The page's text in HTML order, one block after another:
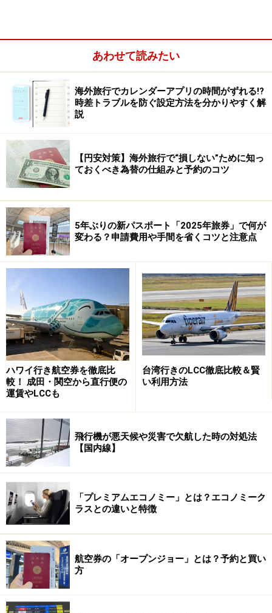
くるときには、旅行経路のほか、このエリア分類を知っ
ておくと、とても便利です。
エリア1：南アフリカ大陸と近隣の島（グリーラン
ド島、西インド諸島、カリブ海の島々等）、太平洋
西部の島々（ハワイ諸島、イースター島等）
エリア2：ヨーロッパ、アフリカ、中近東
エリア3：アジア全域と近隣の島、東インド諸島、
隣の島、太平洋の島々のうち、エリア1に属さない
地域
旅行経路とは、出発地から目的地までの経路をさしま
す。ヨーロッパ路線に南回りと北回りがあるように、途
中降機も含めると複数の経路があります。国際航空運賃
は、こうした旅行経路によっても運賃が違ってきます。
※記事内容は執筆時点のものです。最新の内容をご確認くださ
※海外を訪れる際には最新情報の入手に努め、「
ホームページ」を確認するなど、安全確保に十分注意を払ってく
ださい。
あわせて読みたい
海外旅行でカレンダーアプリの時間がずれる!?
時差トラブルを防ぐ設定方法を分かりやすく解
説
【円安対策】海外旅行で“損しない”ために知っ
ておくべき為替の仕組みと予約のコツ
5年ぶりの新パスポート「2025年旅券」で何が
変わる？申請費用や手間を省くコツと注意点
ハワイ行き航空券を徹底比
較！ 成田・関空から直行便の
運賃やLCCも
台湾行きのLCC徹底比較＆賢
い利用方法
飛行機が悪天候や災害で欠航した時の対処法
【国内線】
「プレミアムエコノミー」とは？エコノミーク
ラスとの違いと特徴
航空券の「オープンジョー」とは？予約と買い
方